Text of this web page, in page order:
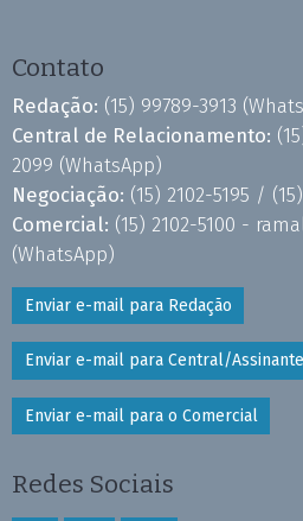
Contato
Redação: (15) 99789-3913
Central de Relacionamento:
2099 (WhatsApp)
Negociação: (15) 2102-5195 /
Comercial: (15) 2102-5100 -
(WhatsApp)
Enviar e-mail para Redação
Enviar e-mail para Central/Assinante
Enviar e-mail para o Comercial
Redes Sociais